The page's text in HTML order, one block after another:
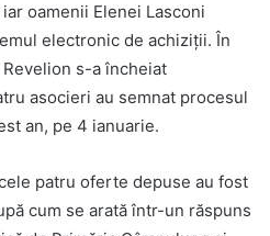
oamenii Elenei Lasconi
electronic de achiziții. În
s-a încheiat
asocieri au semnat procesul
an, pe 4 ianuarie.
patru oferte depuse au fost
cum se arată într-un răspuns